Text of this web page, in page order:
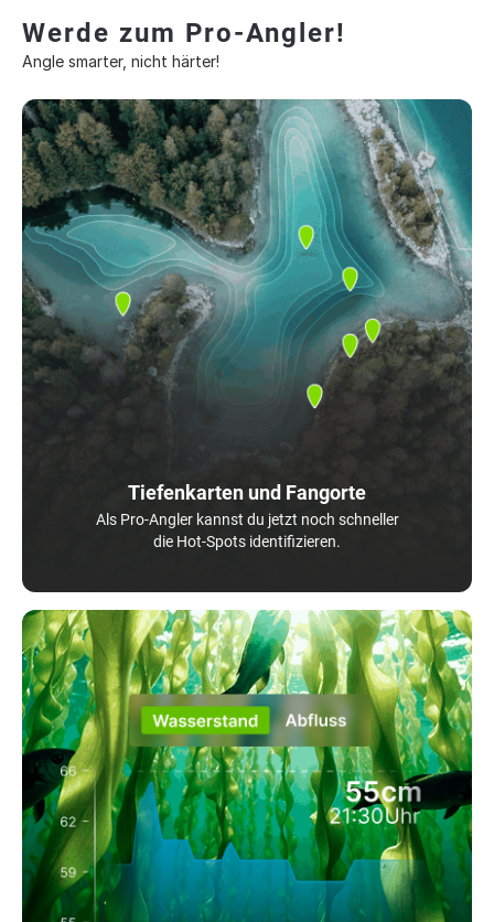
Werde zum Pro-Angler!
Angle smarter, nicht härter!
Tiefenkarten und Fangorte
Als Pro-Angler kannst du jetzt noch schneller
die Hot-Spots identifizieren.